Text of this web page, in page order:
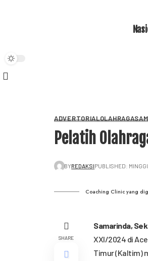
ADVERTORIALOLAHRAGA
Pelatih
BYREDAKSIPUBLISHED:
Coaching Clinic yang
SHARE
Samarinda,
XXI/2024 di
Timur (Kaltim)